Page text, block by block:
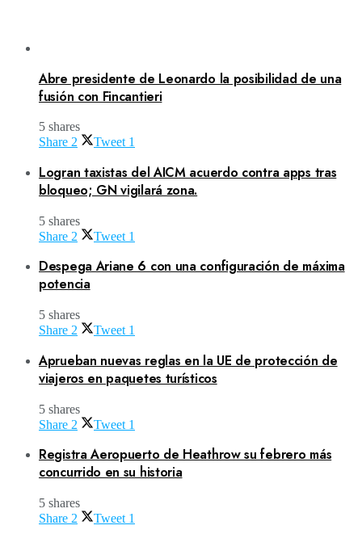
Abre presidente de Leonardo la posibilidad de una
fusión con Fincantieri
5 shares
Share 2 Tweet 1
Logran taxistas del AICM acuerdo contra apps tras
bloqueo; GN vigilará zona.
5 shares
Share 2 Tweet 1
Despega Ariane 6 con una configuración de máxima
potencia
5 shares
Share 2 Tweet 1
Aprueban nuevas reglas en la UE de protección de
viajeros en paquetes turísticos
5 shares
Share 2 Tweet 1
Registra Aeropuerto de Heathrow su febrero más
concurrido en su historia
5 shares
Share 2 Tweet 1